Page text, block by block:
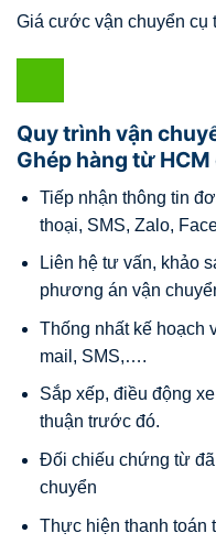
Giá cước vận chuyển cụ
Quy trình vận
Ghép hàng từ HCM
Tiếp nhận thông tin
thoại, SMS, Zalo,
Liên hệ tư vấn, khảo
phương án vận
Thống nhất kế hoạch
mail, SMS,….
Sắp xếp, điều động
thuận trước đó.
Đối chiếu chứng từ
chuyển
Thực hiện thanh toán